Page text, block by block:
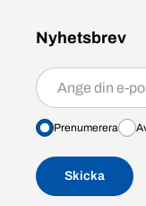
Nyhetsbrev
Prenumerera/
Prenumerera
Skicka